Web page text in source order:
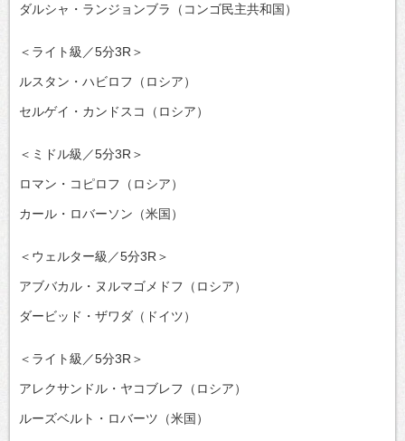
ダルシャ・ランジョンブラ（コンゴ民主共和国）
＜ライト級／5分3R＞
ルスタン・ハビロフ（ロシア）
セルゲイ・カンドスコ（ロシア）
＜ミドル級／5分3R＞
ロマン・コピロフ（ロシア）
カール・ロバーソン（米国）
＜ウェルター級／5分3R＞
アブバカル・ヌルマゴメドフ（ロシア）
ダービッド・ザワダ（ドイツ）
＜ライト級／5分3R＞
アレクサンドル・ヤコブレフ（ロシア）
ルーズベルト・ロバーツ（米国）